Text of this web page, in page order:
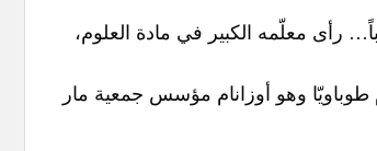
رأى معلّمه الكبير في مادة العلوم،
طوباويّا وهو أوزانام مؤسس جمعية مار